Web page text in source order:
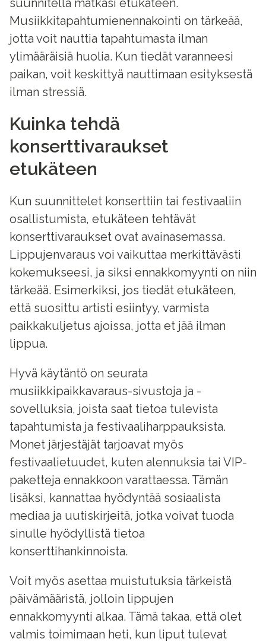
Musiikkitapahtumienennakointi on tärkeää,
jotta voit nauttia tapahtumasta ilman
ylimääräisiä huolia. Kun tiedät varanneesi
paikan, voit keskittyä nauttimaan esityksestä
ilman stressiä.
Kuinka tehdä
konserttivaraukset
etukäteen
Kun suunnittelet konserttiin tai festivaaliin
osallistumista, etukäteen tehtävät
konserttivaraukset ovat avainasemassa.
Lippujenvaraus voi vaikuttaa merkittävästi
kokemukseesi, ja siksi ennakkomyynti on niin
tärkeää. Esimerkiksi, jos tiedät etukäteen,
että suosittu artisti esiintyy, varmista
paikkakuljetus ajoissa, jotta et jää ilman
lippua.
Hyvä käytäntö on seurata
musiikkipaikkavaraus-sivustoja ja -
sovelluksia, joista saat tietoa tulevista
tapahtumista ja festivaaliharppauksista.
Monet järjestäjät tarjoavat myös
festivaalietuudet, kuten alennuksia tai VIP-
paketteja ennakkoon varattaessa. Tämän
lisäksi, kannattaa hyödyntää sosiaalista
mediaa ja uutiskirjeitä, jotka voivat tuoda
sinulle hyödyllistä tietoa
konserttihankinnoista.
Voit myös asettaa muistutuksia tärkeistä
päivämääristä, jolloin lippujen
ennakkomyynti alkaa. Tämä takaa, että olet
valmis toimimaan heti, kun liput tulevat